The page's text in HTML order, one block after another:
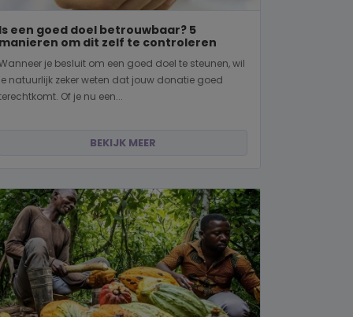
een goed doel betrouwbaar? 5
om dit zelf te controleren
je besluit om een goed doel te steunen, wil
natuurlijk zeker weten dat jouw donatie goed
Of je nu een...
BEKIJK MEER